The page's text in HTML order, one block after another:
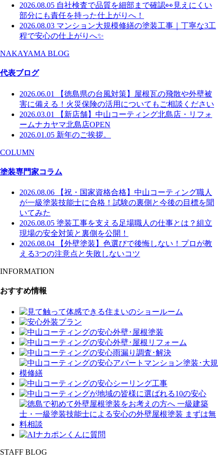
2026.08.05 自社検査で品質を細部まで確認👀見えにくい
部分にも責任を持った仕上がりへ！
2026.08.03 マンション大規模修繕の塗装工事｜丁寧な3工
程で安心の仕上がりへ✨
NAKAYAMA BLOG
代表ブログ
2026.06.01
【徳島県の台風対策】屋根瓦の飛散や外壁被
害に備える！火災保険の活用についてもご相談ください
2026.03.01
【新店舗】中山コーティング北島店・リフォ
ームナカヤマ北島店OPEN
2026.01.05 新年のご挨拶。
COLUMN
塗装専門家コラム
2026.08.06
【祝・国家資格合格】中山コーティング職人
が一級塗装技能士に合格！試験の裏側と今後の目標を聞
いてみた
2026.08.05 塗装工事を支える足場職人の仕事とは？組立
現場の安全対策と裏側を公開！
2026.08.04
【外壁塗装】色選びで後悔しない！プロが教
える3つの注意点と失敗しないコツ
INFORMATION
おすすめ情報
STAFF BLOG